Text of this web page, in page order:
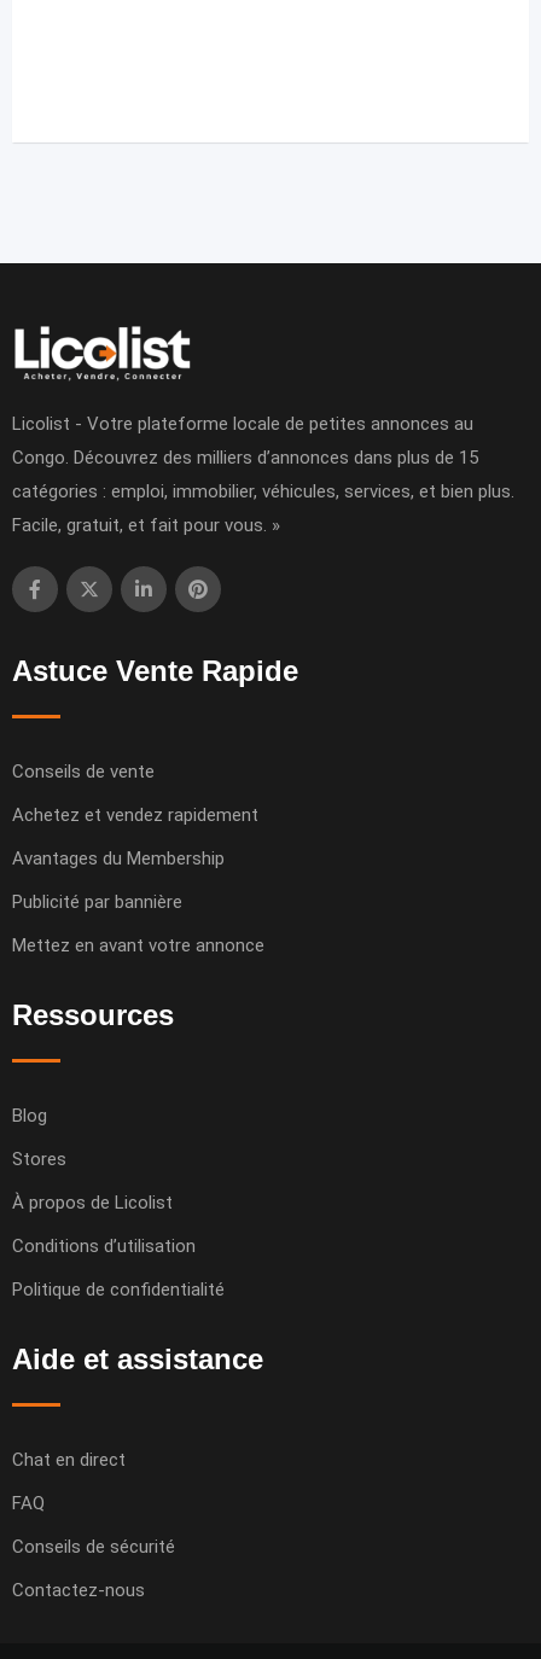
Licolist - Votre plateforme locale de petites annonces au
Congo. Découvrez des milliers d’annonces dans plus de 15
catégories : emploi, immobilier, véhicules, services, et bien plus.
Facile, gratuit, et fait pour vous. »
Astuce Vente Rapide
Conseils de vente
Achetez et vendez rapidement
Avantages du Membership
Publicité par bannière
Mettez en avant votre annonce
Ressources
Blog
Stores
À propos de Licolist
Conditions d’utilisation
Politique de confidentialité
Aide et assistance
Chat en direct
FAQ
Conseils de sécurité
Contactez-nous